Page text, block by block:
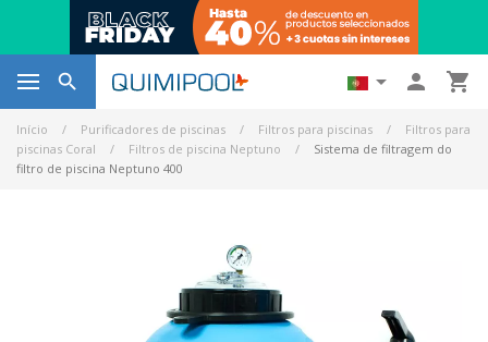
   
Início Purificadores de piscinas Filtros para piscinas
Filtros para
piscinas Coral
Filtros de piscina Neptuno
Sistema de filtragem do
filtro de piscina Neptuno 400